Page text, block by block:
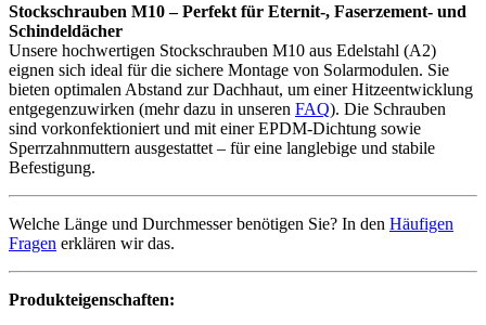
Stockschrauben M10 – Perfekt für Eternit-, Faserzement- und
Schindeldächer
Unsere hochwertigen Stockschrauben M10 aus Edelstahl (A2)
eignen sich ideal für die sichere Montage von Solarmodulen. Sie
bieten optimalen Abstand zur Dachhaut, um einer Hitzeentwicklung
entgegenzuwirken (mehr dazu in unseren FAQ). Die Schrauben
sind vorkonfektioniert und mit einer EPDM-Dichtung sowie
Sperrzahnmuttern ausgestattet – für eine langlebige und stabile
Befestigung.
Welche Länge und Durchmesser benötigen Sie? In den Häufigen
Fragen erklären wir das.
Produkteigenschaften: